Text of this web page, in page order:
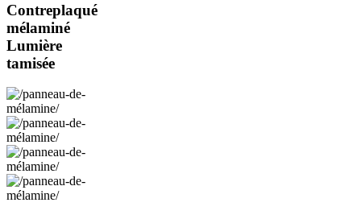
Contreplaqué
mélaminé
Lumière
tamisée